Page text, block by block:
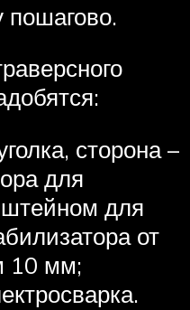
пошагово.
сторона –
для
для
от
10 мм;